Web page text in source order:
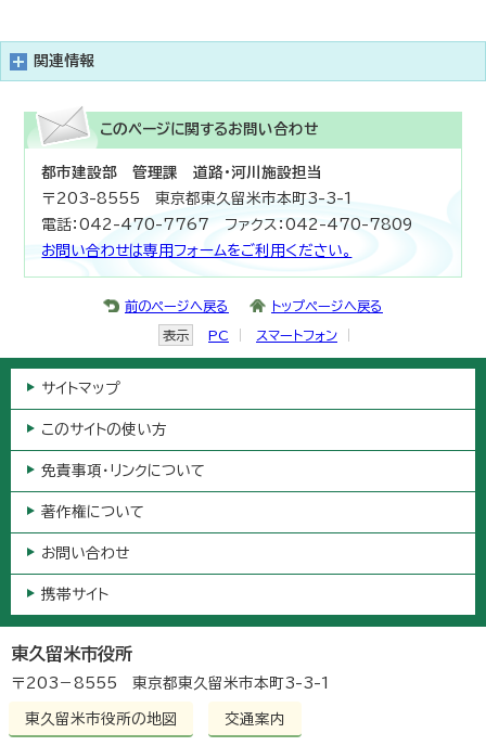
関連情報
このページに関するお問い合わせ
都市建設部 管理課 道路・河川施設担当
〒203-8555 東京都東久留米市本町3-3-1
電話：042-470-7767 ファクス：042-470-7809
お問い合わせは専用フォームをご利用ください。
前のページへ戻る トップページへ戻る
表示 PC スマートフォン
サイトマップ
このサイトの使い方
免責事項・リンクについて
著作権について
お問い合わせ
携帯サイト
東久留米市役所
〒203－8555 東京都東久留米市本町3-3-1
東久留米市役所の地図 交通案内